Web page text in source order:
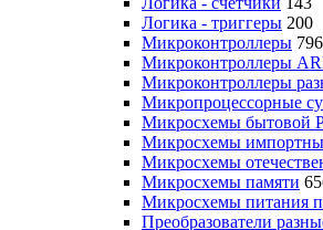
Логика - триггеры 200
Микроконтроллеры 796
Микроконтроллеры
Микроконтроллеры
Микропроцессорные
Микросхемы бытовой
Микросхемы
Микросхемы
Микросхемы памяти
Микросхемы питания
Преобразователи